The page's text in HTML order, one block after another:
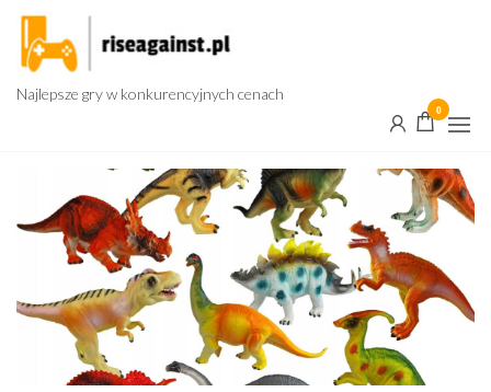
Przejdź
treści
Najlepsze gry w konkurencyjnych cenach
0